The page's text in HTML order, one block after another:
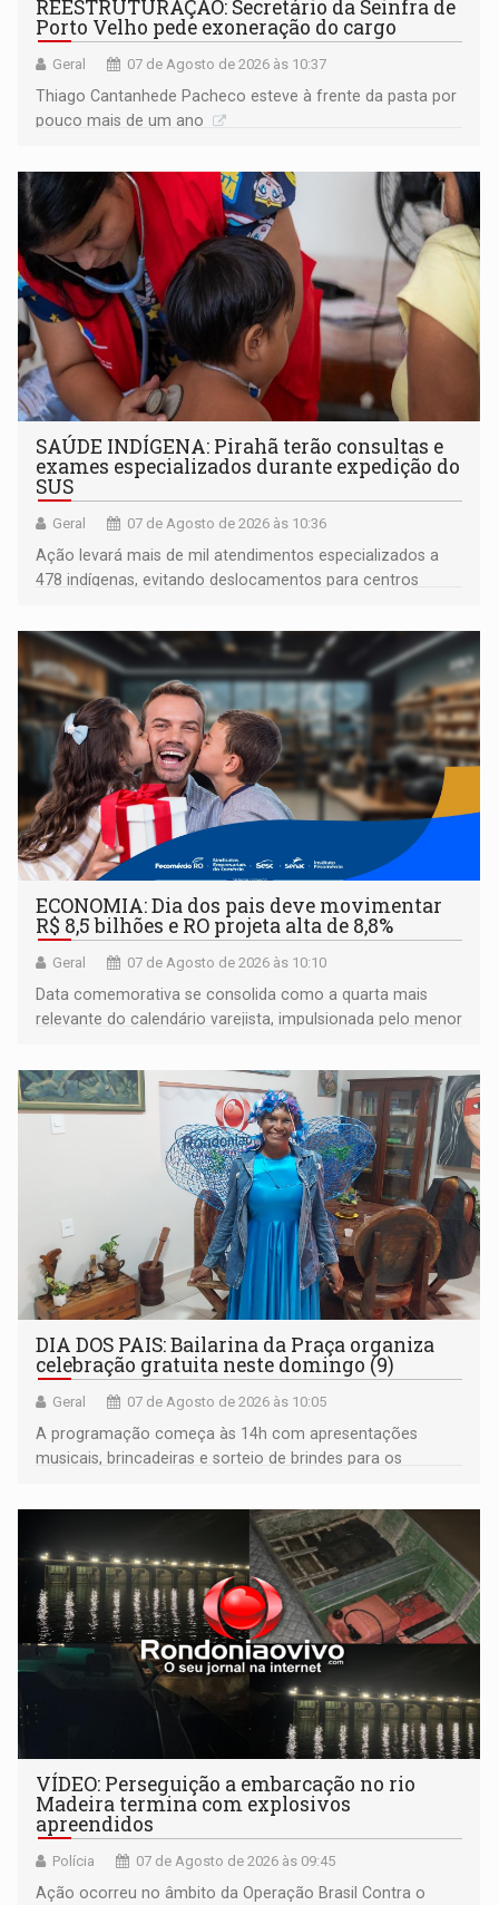
REESTRUTURAÇÃO: Secretário da Seinfra de
Porto Velho pede exoneração do cargo
Geral 07 de Agosto de 2026 às 10:37
Thiago Cantanhede Pacheco esteve à frente da pasta por
pouco mais de um ano
SAÚDE INDÍGENA: Pirahã terão consultas e
exames especializados durante expedição do
SUS
Geral 07 de Agosto de 2026 às 10:36
Ação levará mais de mil atendimentos especializados a
478 indígenas, evitando deslocamentos para centros
ECONOMIA: Dia dos pais deve movimentar
R$ 8,5 bilhões e RO projeta alta de 8,8%
Geral 07 de Agosto de 2026 às 10:10
Data comemorativa se consolida como a quarta mais
relevante do calendário varejista, impulsionada pelo menor
média do trabalhador
DIA DOS PAIS: Bailarina da Praça organiza
celebração gratuita neste domingo (9)
Geral 07 de Agosto de 2026 às 10:05
A programação começa às 14h com apresentações
musicais, brincadeiras e sorteio de brindes para os
bolo e canto de parabéns dedicado aos pais
VÍDEO: Perseguição a embarcação no rio
Madeira termina com explosivos
apreendidos
Polícia 07 de Agosto de 2026 às 09:45
Ação ocorreu no âmbito da Operação Brasil Contra o